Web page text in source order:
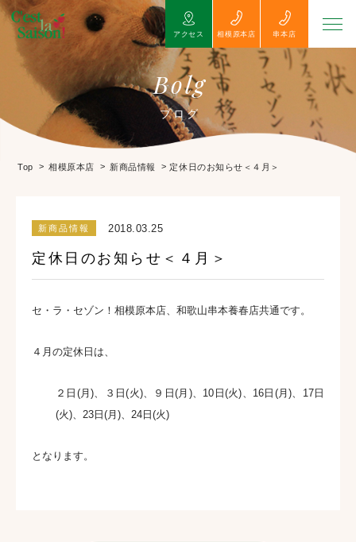
アクセス 相模原本店 串本店
Bolg
ブログ
Top > 相模原本店 > 新商品情報 >定休日のお知らせ＜４月＞
新商品情報 2018.03.25
定休日のお知らせ＜４月＞
セ・ラ・セゾン！相模原本店、和歌山串本養春店共通です。
４月の定休日は、
２日(月)、３日(火)、９日(月)、10日(火)、16日(月)、17日
(火)、23日(月)、24日(火)
となります。